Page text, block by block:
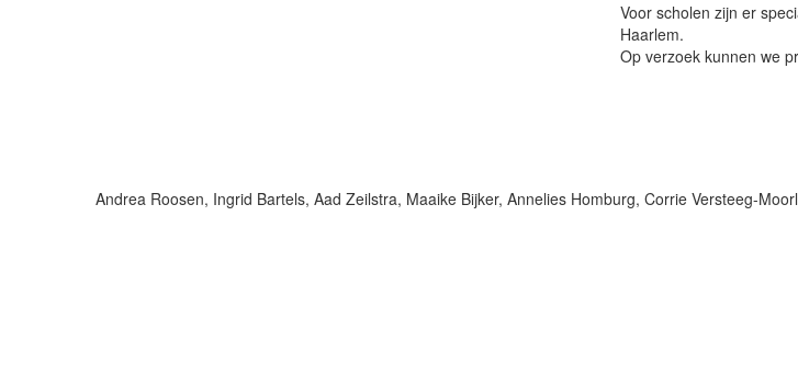
Voor scholen zijn er
Haarlem.
Op verzoek kunnen we
Andrea Roosen, Ingrid Bartels, Aad Zeilstra, Maaike Bijker, Annelies Homburg, Corrie Versteeg-